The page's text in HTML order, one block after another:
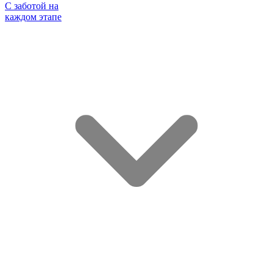
С заботой на
каждом этапе